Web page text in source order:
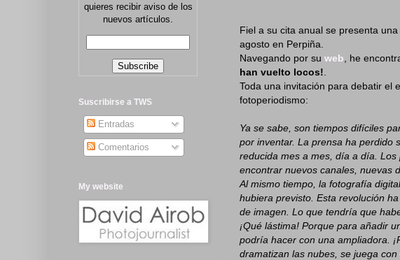
Fiel a su cita anual se presenta
agosto en Perpiña.
Navegando por su web , he
han vuelto locos!
Toda una invitación para debatir el
fotoperiodismo:
Ya se sabe, son tiempos difíciles
por inventar. La prensa ha perdido
reducida mes a mes, día a día.
encontrar nuevos canales, nuevas
Al mismo tiempo, la fotografía
hubiera previsto. Esta revolución
de imagen. Lo que tendría que
¡Qué lástima! Porque para añadir
podría hacer con una ampliadora.
dramatizan las nubes, se juega
quieres recibir aviso de los
nuevos artículos.
Suscribirse a TWS
Entradas
Comentarios
My website